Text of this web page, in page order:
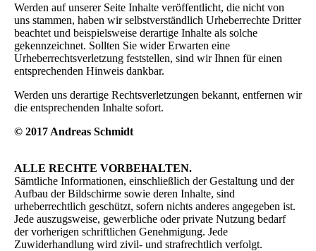
Werden auf unserer Seite Inhalte veröffentlicht, die nicht von
uns stammen, haben wir selbstverständlich Urheberrechte Dritter
beachtet und beispielsweise derartige Inhalte als solche
gekennzeichnet. Sollten Sie wider Erwarten eine
Urheberrechtsverletzung feststellen, sind wir Ihnen für einen
entsprechenden Hinweis dankbar.
Werden uns derartige Rechtsverletzungen bekannt, entfernen wir
die entsprechenden Inhalte sofort.
© 2017 Andreas Schmidt
ALLE RECHTE VORBEHALTEN.
Sämtliche Informationen, einschließlich der Gestaltung und der
Aufbau der Bildschirme sowie deren Inhalte, sind
urheberrechtlich geschützt, sofern nichts anderes angegeben ist.
Jede auszugsweise, gewerbliche oder private Nutzung bedarf
der vorherigen schriftlichen Genehmigung. Jede
Zuwiderhandlung wird zivil- und strafrechtlich verfolgt.